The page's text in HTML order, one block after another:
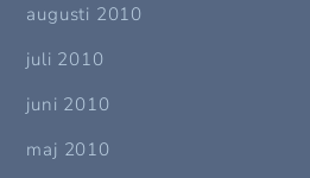
augusti 2010
juli 2010
juni 2010
maj 2010